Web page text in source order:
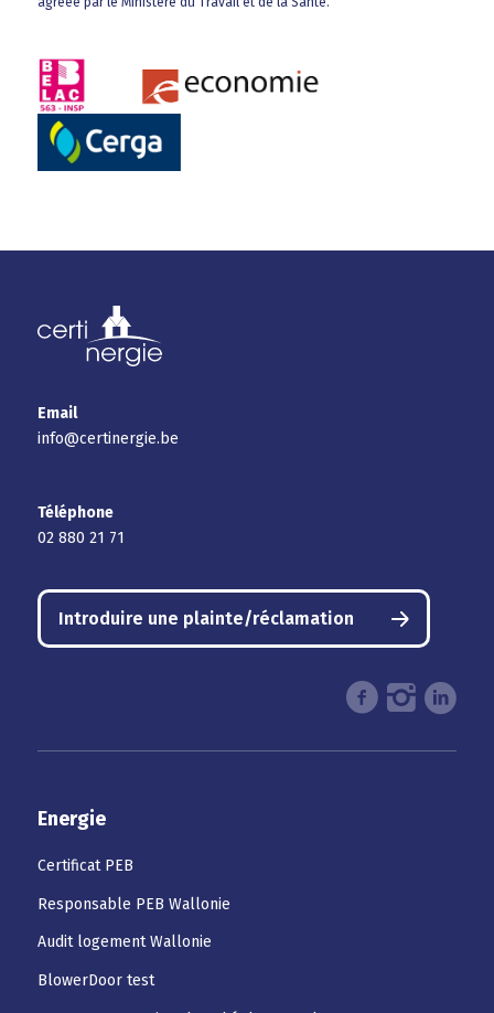
Email
info@certinergie.be
Téléphone
02 880 21 71
Introduire une plainte/réclamation
Energie
Certificat PEB
Responsable PEB Wallonie
Audit logement Wallonie
BlowerDoor test